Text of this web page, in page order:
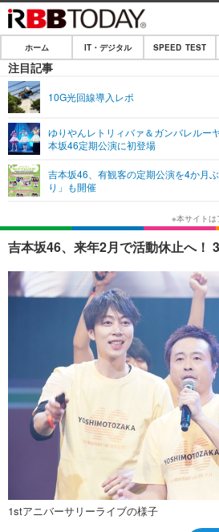
ホーム
IT・デジタル
ネタ
ショッピング
SPEED TEST
エンタメ
エンタメTOP
音楽
グラビア
ショッピング
ライフ
ライフTOP
ペット
その他
リリース一覧
ホーム IT・デジタル SPEED TEST
注目記事
10G光回線導入レポ
ゆりやんレトリィバァ＆ガンバレルー
本坂46定期公演に初登場
吉本坂46、有観客の定期公演を4か月
り」も開催
吉本坂46、来年2月で活動休止へ！
1stアニバーサリーライブの様子